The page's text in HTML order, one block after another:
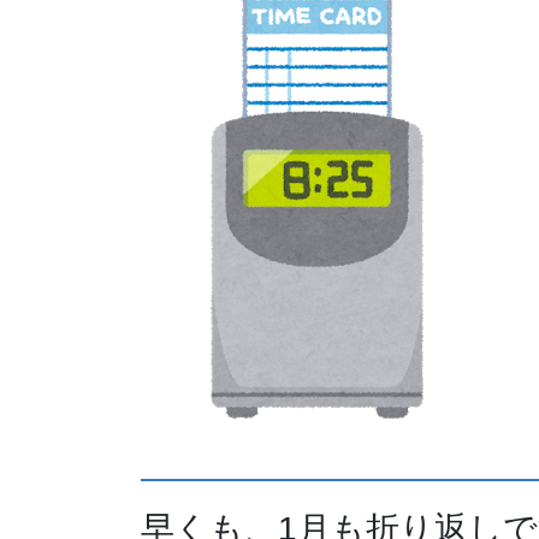
早くも、1月も折り返し